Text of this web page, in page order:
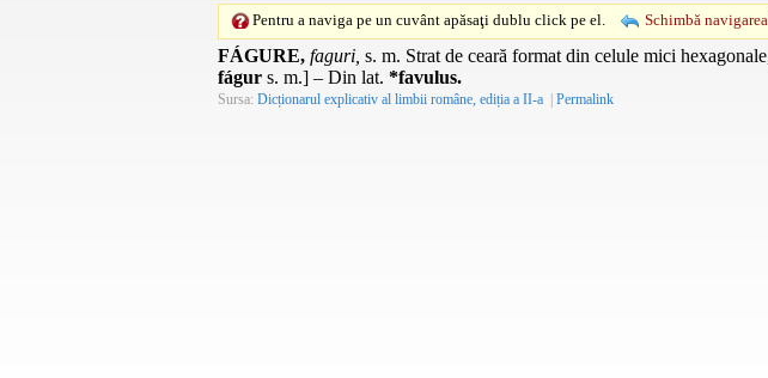
Pentru a naviga pe un cuvânt apăsaţi dublu click pe el. Schimbă
FÁGURE, faguri, s. m. Strat de ceară format din celule mici
fágur s. m.] – Din lat. *favulus.
Sursa: Dicționarul explicativ al limbii române, ediția a II-a | Permalink